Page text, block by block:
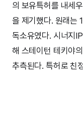
의 보유특허를 내세
을 제기했다. 원래는
독소유였다. 시너지
해 스테이턴 테키야
추측된다. 특허로 친